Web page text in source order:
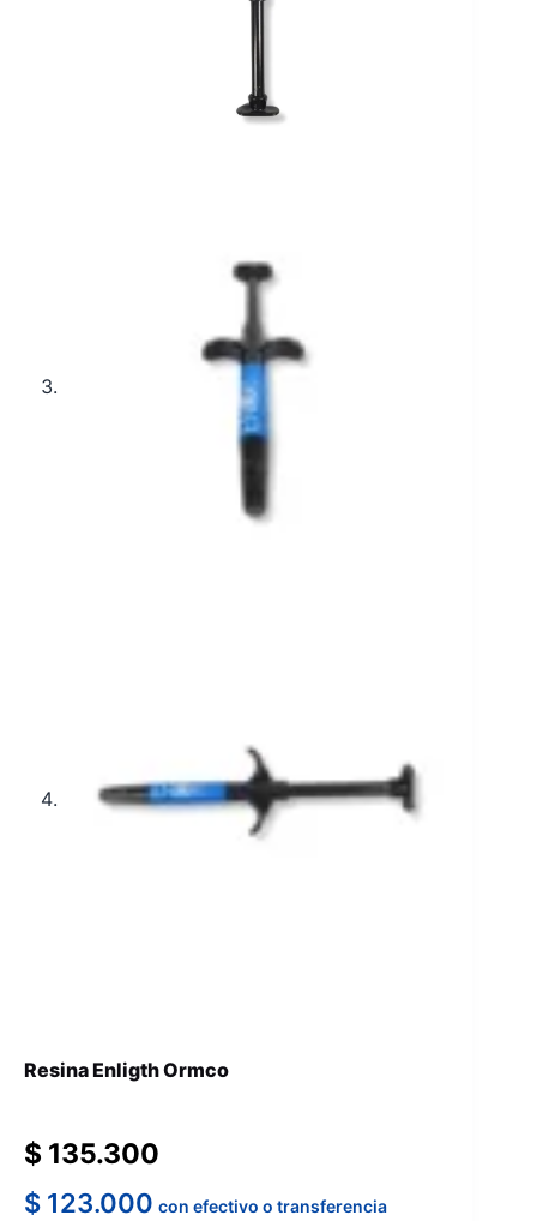
Resina Enligth Ormco
$ 135.300
$ 123.000 con efectivo o transferencia